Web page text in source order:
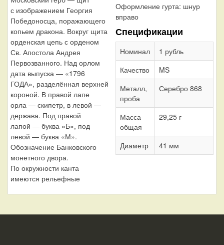
с изображением Георгия
Победоносца, поражающего
копьем дракона. Вокруг щита
орденская цепь с орденом
Св. Апостола Андрея
Первозванного. Над орлом
дата выпуска — «1796
ГОДА», разделённая верхней
короной. В правой лапе
орла — скипетр, в левой —
держава. Под правой
лапой — буква «Б», под
левой — буква «М».
Обозначение Банковского
монетного двора.
По окружности канта
имеются рельефные
Оформление гурта: шнур
вправо
Спецификации
Номинал
1 рубль
Качество
MS
Металл,
проба
Серебро 868
Масса
общая
29,25 г
Диаметр 41 мм